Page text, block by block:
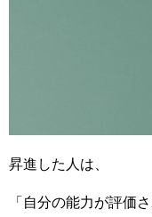
昇進した人は、
「自分の能力が評価